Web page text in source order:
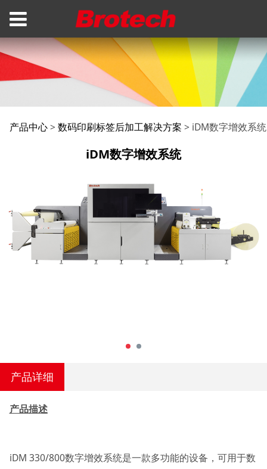
iDM数字增效系统
产品中心>数码印刷标签后加工解决方案 > iDM数字增效系统
iDM数字增效系统
产品详细
产品描述
iDM 330/800数字增效系统是一款多功能的设备，可用于数